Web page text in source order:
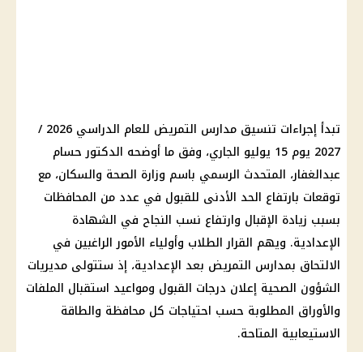
تبدأ إجراءات تنسيق مدارس التمريض للعام الدراسي 2026 /
2027 يوم 15 يوليو الجاري، وفق ما أوضحه الدكتور حسام
عبدالغفار، المتحدث الرسمي باسم وزارة الصحة والسكان، مع
توقعات بارتفاع الحد الأدنى للقبول في عدد من المحافظات
بسبب زيادة الإقبال وارتفاع نسب النجاح في الشهادة
الإعدادية. ويهم القرار الطلاب وأولياء الأمور الراغبين في
الالتحاق بمدارس التمريض بعد الإعدادية، إذ ستتولى مديريات
الشؤون الصحية إعلان درجات القبول ومواعيد استقبال الملفات
والأوراق المطلوبة حسب احتياجات كل محافظة والطاقة
الاستيعابية المتاحة.